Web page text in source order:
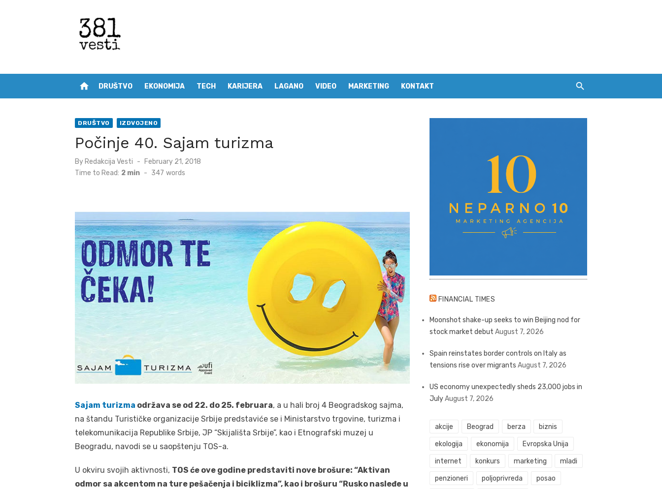
home DRUŠTVO EKONOMIJA TECH KARIJERA LAGANO VIDEO MARKETING KONTAKT
DRUŠTVO IZDVOJENO
Počinje 40. Sajam turizma
By Redakcija Vesti
Posted
February 21, 2018
Time to Read: 2 min - 347 words
Sajam turizma održava se od 22. do 25. februara, a u hali broj 4 Beogradskog sajma,
na štandu Turističke organizacije Srbije predstaviće se i Ministarstvo trgovine, turizma i
telekomunikacija Republike Srbije, JP “Skijališta Srbije”, kao i Etnografski muzej u
Beogradu, navodi se u saopštenju TOS-a.
U okviru svojih aktivnosti, TOS će ove godine predstaviti nove brošure: “Aktivan
odmor sa akcentom na ture pešačenja i biciklizma”, kao i brošuru “Rusko nasleđe u
FINANCIAL TIMES
Moonshot shake-up seeks to win Beijing nod for
stock market debut August 7, 2026
Spain reinstates border controls on Italy as
tensions rise over migrants August 7, 2026
US economy unexpectedly sheds 23,000 jobs in
JulyAugust 7, 2026
akcije Beograd berza biznis
ekologija ekonomija Evropska Unija
internet konkurs marketing mladi
penzioneri poljoprivreda posao